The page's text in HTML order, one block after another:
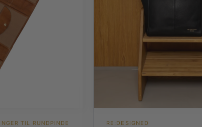
TIL RUNDPINDE RE:DESIGNED